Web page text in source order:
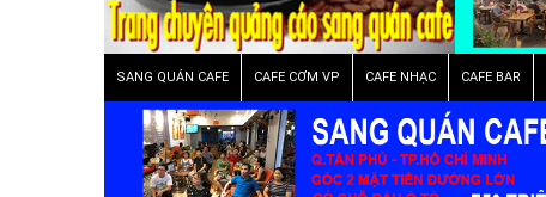
SANG QUÁN CAFE CAFE CƠM VP CAFE NHẠC CAFE BAR